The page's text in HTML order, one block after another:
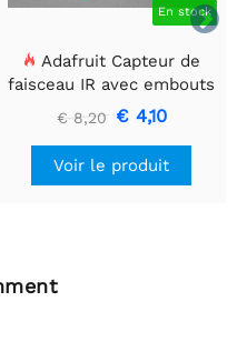

En stock
Adafruit Capteur de
faisceau IR avec embouts
de câble de qualité
supérieure - LED 5 mm
€ 8,20 € 4,10
Voir le produit